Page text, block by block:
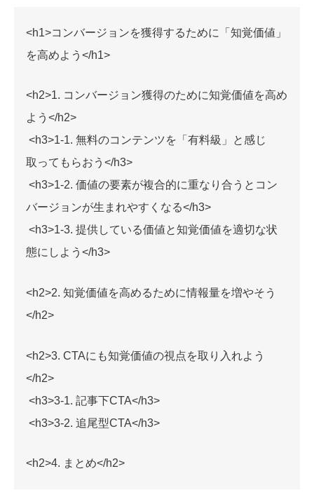
<h1>コンバージョンを獲得するために「知覚価値」
を高めよう</h1>
<h2>1. コンバージョン獲得のために知覚価値を高め
よう</h2>
<h3>1-1. 無料のコンテンツを「有料級」と感じ
取ってもらおう</h3>
<h3>1-2. 価値の要素が複合的に重なり合うとコン
バージョンが生まれやすくなる</h3>
<h3>1-3. 提供している価値と知覚価値を適切な状
態にしよう</h3>
<h2>2. 知覚価値を高めるために情報量を増やそう
</h2>
<h2>3. CTAにも知覚価値の視点を取り入れよう
</h2>
<h3>3-1. 記事下CTA</h3>
<h3>3-2. 追尾型CTA</h3>
<h2>4. まとめ</h2>